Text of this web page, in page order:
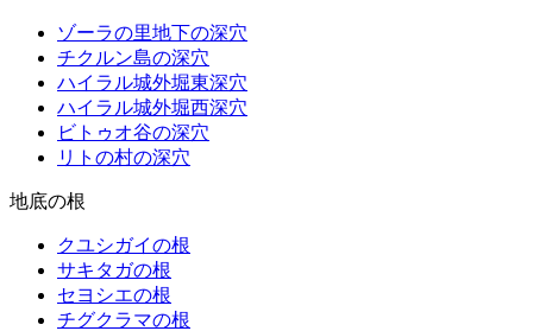
ゾーラの里地下の深穴
チクルン島の深穴
ハイラル城外堀東深穴
ハイラル城外堀西深穴
ビトゥオ谷の深穴
リトの村の深穴
地底の根
クユシガイの根
サキタガの根
セヨシエの根
チグクラマの根